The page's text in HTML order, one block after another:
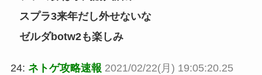
スプラ3来年だし外せないな
ゼルダbotw2も楽しみ
24: ネトゲ攻略速報 2021/02/22(月) 19:05:20.25